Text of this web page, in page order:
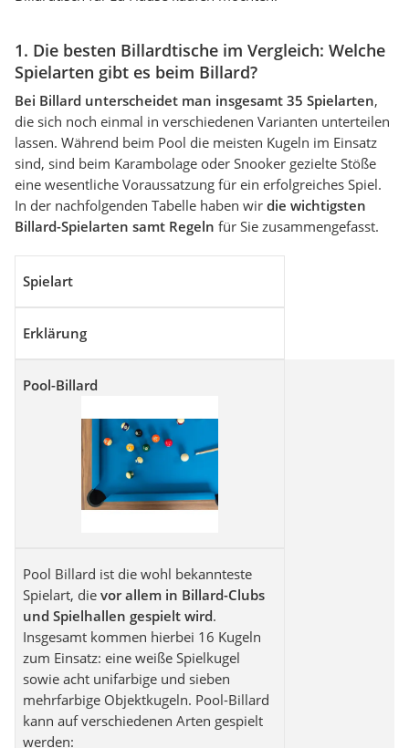
1. Die besten Billardtische im Vergleich: Welche
Spielarten gibt es beim Billard?
Bei Billard unterscheidet man insgesamt 35 Spielarten,
die sich noch einmal in verschiedenen Varianten unterteilen
lassen. Während beim Pool die meisten Kugeln im Einsatz
sind, sind beim Karambolage oder Snooker gezielte Stöße
eine wesentliche Voraussatzung für ein erfolgreiches Spiel.
In der nachfolgenden Tabelle haben wir die wichtigsten
Billard-Spielarten samt Regeln für Sie zusammengefasst.
Spielart
Erklärung
Pool-Billard
Pool Billard ist die wohl bekannteste
Spielart, die vor allem in Billard-Clubs
und Spielhallen gespielt wird.
Insgesamt kommen hierbei 16 Kugeln
zum Einsatz: eine weiße Spielkugel
sowie acht unifarbige und sieben
mehrfarbige Objektkugeln. Pool-Billard
kann auf verschiedenen Arten gespielt
werden: